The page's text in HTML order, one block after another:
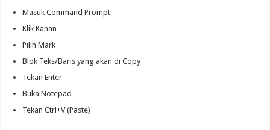
Masuk Command Prompt
Klik Kanan
Pilih Mark
Blok Teks/Baris yang akan di Copy
Tekan Enter
Buka Notepad
Tekan Ctrl+V (Paste)